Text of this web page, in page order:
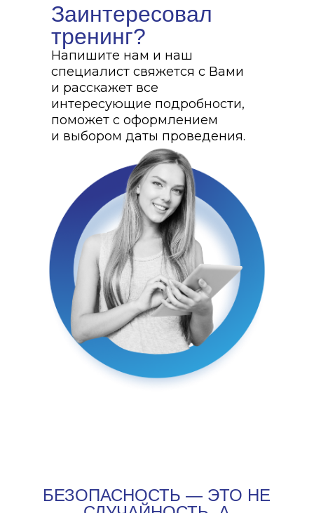
Заинтересовал
тренинг?
Напишите нам и наш
специалист свяжется с Вами
и расскажет все
интересующие подробности,
поможет с оформлением
и выбором даты проведения.
БЕЗОПАСНОСТЬ — ЭТО НЕ